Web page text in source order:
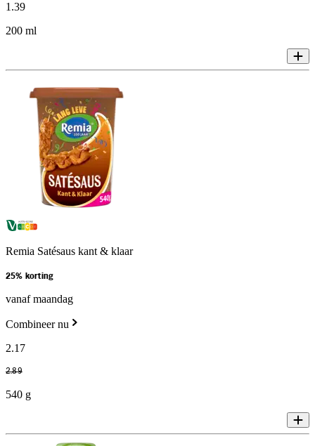
1.39
200 ml
Remia Satésaus kant & klaar
25% korting
vanaf maandag
Combineer nu
2.17
2.89
540 g